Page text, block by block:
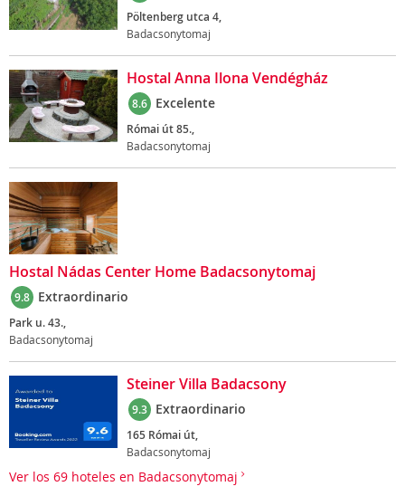
Pöltenberg utca 4,
Badacsonytomaj
Hostal Anna Ilona Vendégház
8.6 Excelente
Római út 85.,
Badacsonytomaj
Hostal Nádas Center Home Badacsonytomaj
9.8 Extraordinario
Park u. 43.,
Badacsonytomaj
Steiner Villa Badacsony
9.3 Extraordinario
165 Római út,
Badacsonytomaj
Ver los 69 hoteles en Badacsonytomaj